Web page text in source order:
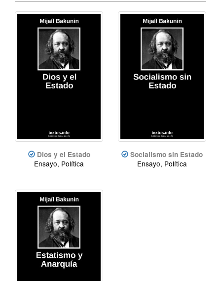
Dios y el Estado
Ensayo, Política
Socialismo sin Estado
Ensayo, Política